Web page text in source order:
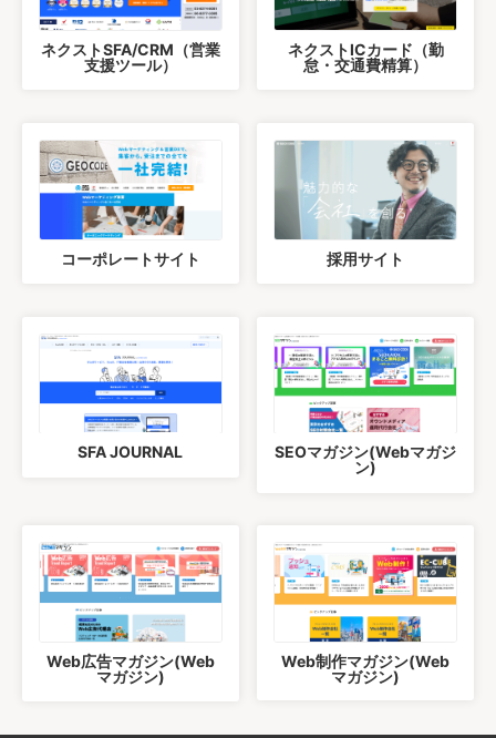
ネクストSFA/CRM（営業
支援ツール）
ネクストICカード（勤
怠・交通費精算）
コーポレートサイト 採用サイト
SFA JOURNAL
SEOマガジン(Webマガジ
ン)
Web広告マガジン(Web
マガジン)
Web制作マガジン(Web
マガジン)